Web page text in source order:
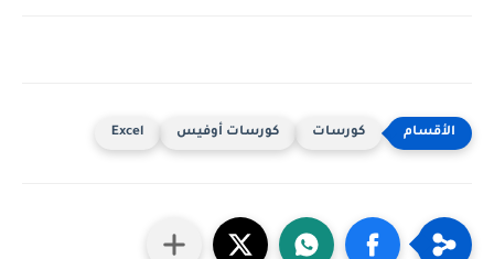
كورسات كورسات أوفيس Excel